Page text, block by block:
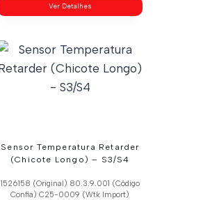
Ver Detalhes
Sensor Temperatura Retarder
(Chicote Longo) – S3/S4
1526158 (Original) 80.3.9.001 (Código
Confia) C25-0009 (Wtk Import)